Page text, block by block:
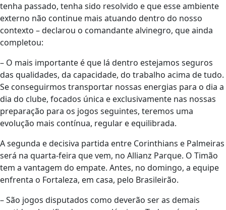
tenha passado, tenha sido resolvido e que esse ambiente
externo não continue mais atuando dentro do nosso
contexto – declarou o comandante alvinegro, que ainda
completou:
– O mais importante é que lá dentro estejamos seguros
das qualidades, da capacidade, do trabalho acima de tudo.
Se conseguirmos transportar nossas energias para o dia a
dia do clube, focados única e exclusivamente nas nossas
preparação para os jogos seguintes, teremos uma
evolução mais contínua, regular e equilibrada.
A segunda e decisiva partida entre Corinthians e Palmeiras
será na quarta-feira que vem, no Allianz Parque. O Timão
tem a vantagem do empate. Antes, no domingo, a equipe
enfrenta o Fortaleza, em casa, pelo Brasileirão.
– São jogos disputados como deverão ser as demais